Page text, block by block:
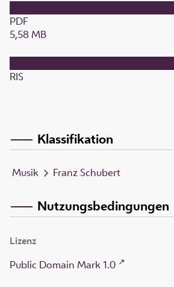
PDF
5,58 MB
RIS
Klassifikation
Musik Franz Schubert
Nutzungsbedingungen
Lizenz
Public Domain Mark 1.0